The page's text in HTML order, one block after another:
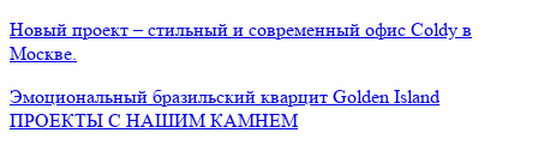
Новый проект – стильный и современный офис Coldy в
Москве.
Эмоциональный бразильский кварцит Golden Island
ПРОЕКТЫ С НАШИМ КАМНЕМ